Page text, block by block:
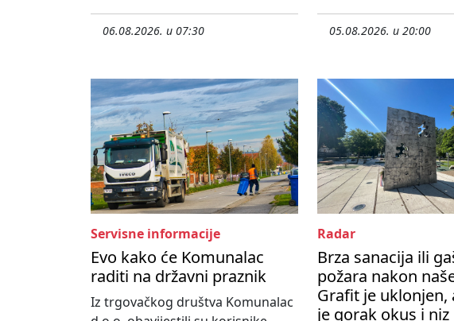
06.08.2026. u 07:30 05.08.2026. u 20:00
Servisne informacije
Evo kako će Komunalac
raditi na državni praznik
Iz trgovačkog društva Komunalac
Radar
Brza sanacija ili
požara nakon
Grafit je uklonjen,
je gorak okus i niz